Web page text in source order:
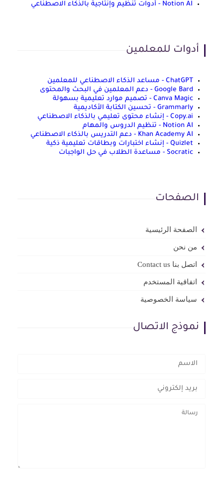
Notion AI - أدوات تنظيم وإنتاجية بالذكاء الاصطناعي
أدوات للمعلمين
ChatGPT - مساعد الذكاء الاصطناعي للمعلمين
Google Bard - دعم المعلمين في البحث والمحتوى
Canva Magic - تصميم موارد تعليمية بسهولة
Grammarly - تحسين الكتابة الأكاديمية
Copy.ai - إنشاء محتوى تعليمي بالذكاء الاصطناعي
Notion AI - تنظيم الدروس والمهام
Khan Academy AI - دعم التدريس بالذكاء الاصطناعي
Quizlet - إنشاء اختبارات وبطاقات تعليمية ذكية
Socratic - مساعدة الطلاب في حل الواجبات
الصفحات
الصفحة الرئيسية
من نحن
اتصل بنا Contact us
اتفاقية المستخدم
سياسة الخصوصية
نموذج الاتصال